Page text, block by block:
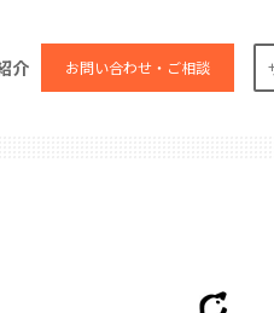
介 お問い合わせ・ご相談